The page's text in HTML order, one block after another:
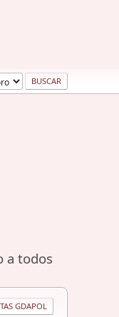
a todos
GDAPOL